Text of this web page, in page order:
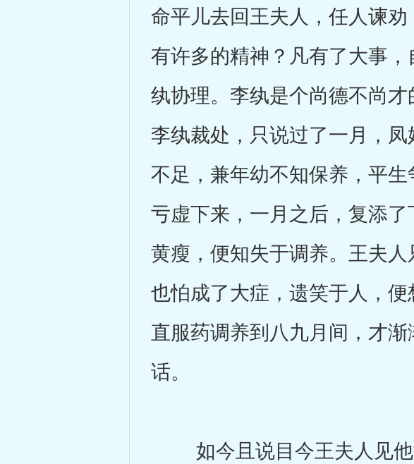
命平儿去回王夫人，任人谏
有许多的精神？凡有了大事
纨协理。李纨是个尚德不尚
李纨裁处，只说过了一月，
不足，兼年幼不知保养，平
亏虚下来，一月之后，复添
黄瘦，便知失于调养。王夫
也怕成了大症，遗笑于人，
直服药调养到八九月间，才
话。
如今且说目今王夫人见他